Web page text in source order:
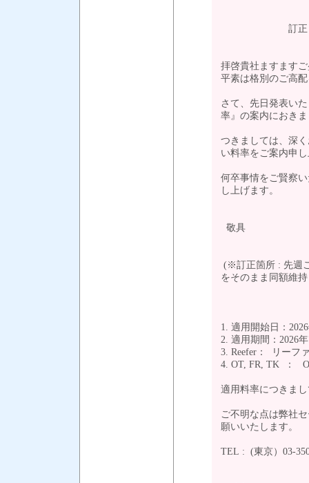
訂正：《輸出
拝啓貴社ますます
平素は格別のご高
さて、先日発表い
率』の案内におき
つきましては、深
い料率をご案内申
何卒事情をご賢察
し上げます。
敬具
(※訂正箇所 : 先週
をそのまま同額維
1. 適用開始日：
2. 適用期間：2026
3. Reefer： リーフ
4. OT, FR, TK ：
適用料率につきま
ご不明な点は弊社
願いいたします。
TEL : (東京）03-